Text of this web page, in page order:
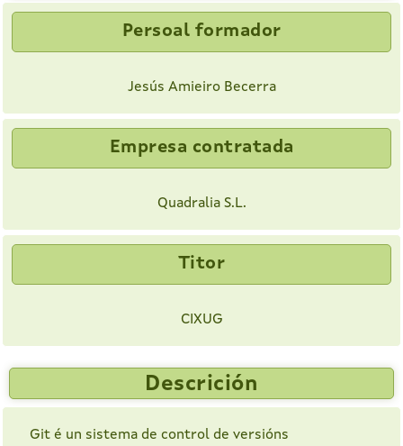
Persoal formador
Jesús Amieiro Becerra
Empresa contratada
Quadralia S.L.
Titor
CIXUG
Descrición
Git é un sistema de control de versións